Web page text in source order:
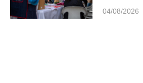
04/08/2026